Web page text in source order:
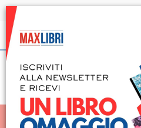
Spedizione in 24h per
Italiano
< Home
MENÙ